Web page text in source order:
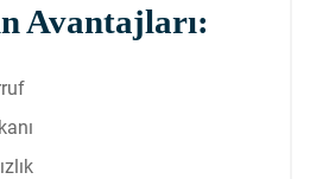
Avantajları: